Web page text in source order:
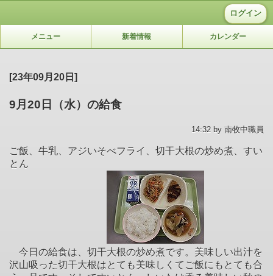
ログイン
メニュー 新着情報 カレンダー
[23年09月20日]
9月20日（水）の給食
14:32 by 南牧中職員
ご飯、牛乳、アジいそべフライ、切干大根の炒め煮、すい
とん
今日の給食は、切干大根の炒め煮です。美味しい出汁を
沢山吸った切干大根はとても美味しくてご飯にもとても合